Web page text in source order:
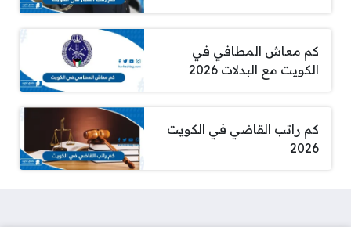
كم معاش المطافي في
الكويت مع البدلات 2026
كم راتب القاضي في الكويت
2026